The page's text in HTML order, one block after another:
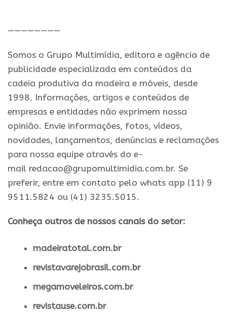
————————
Somos o Grupo Multimídia, editora e agência de
publicidade especializada em conteúdos da
cadeia produtiva da madeira e móveis, desde
1998. Informações, artigos e conteúdos de
empresas e entidades não exprimem nossa
opinião. Envie informações, fotos, vídeos,
novidades, lançamentos, denúncias e reclamações
para nossa equipe através do e-
mail redacao@grupomultimidia.com.br. Se
preferir, entre em contato pelo whats app (11) 9
9511.5824 ou (41) 3235.5015.
Conheça outros de nossos canais do setor:
madeiratotal.com.br
revistavarejobrasil.com.br
megamoveleiros.com.br
revistause.com.br